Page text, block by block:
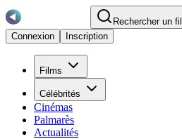
Rechercher un
Connexion
Inscription
Films
Célébrités
Cinémas
Palmarès
Actualités